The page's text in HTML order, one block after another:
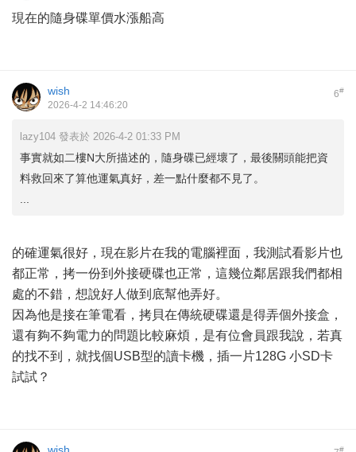
現在的隨身碟單價水漲船高
6#
wish
2026-4-2 14:46:20
lazy104 發表於 2026-4-2 01:33 PM
事實就如二樓N大所描述的，隨身碟已經壞了，最後關頭能把資
料救回來了算他運氣真好，差一點什麼都不見了。
的確運氣很好，現在影片在我的電腦裡面，我測試看影片也
都正常，拷一份到外接硬碟也正常，這幾位鄰居跟我們都相
處的不錯，想說好人做到底幫他弄好。
因為他是接在筆電看，拷貝在傳統硬碟還是得弄個外接盒，
還有夠不夠電力的問題比較麻煩，是有位會員跟我說，若真
的找不到，就找個USB型的讀卡機，插一片128G 小SD卡
試試？
#
wish